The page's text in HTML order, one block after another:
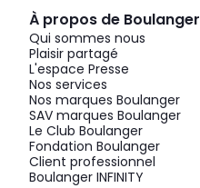
À propos de Boulanger
Qui sommes nous
Plaisir partagé
L'espace Presse
Nos services
Nos marques Boulanger
SAV marques Boulanger
Le Club Boulanger
Fondation Boulanger
Client professionnel
Boulanger INFINITY